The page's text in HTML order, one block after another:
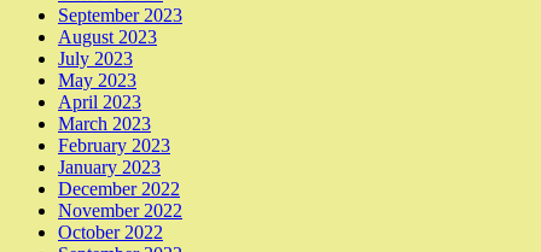
September 2023
August 2023
July 2023
May 2023
April 2023
March 2023
February 2023
January 2023
December 2022
November 2022
October 2022